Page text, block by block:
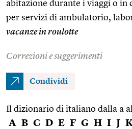
abitazione durante i viaggi o in
per servizi di ambulatorio,
vacanze in roulotte
Correzioni e suggerimenti
Condividi
Il dizionario di italiano dalla a
A B C D E F G H I J